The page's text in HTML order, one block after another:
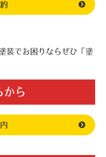
装でお困りならぜひ「塗
から